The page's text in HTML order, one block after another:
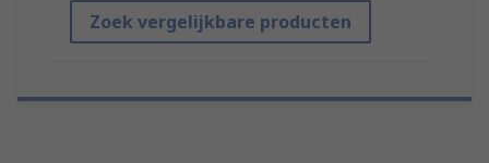
Zoek vergelijkbare producten